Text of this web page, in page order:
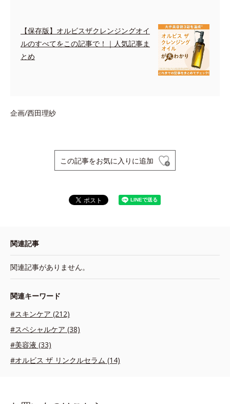
【保存版】オルビスザクレンジングオイ
ルのすべてをこの記事で！｜人気記事ま
とめ
企画/西田理紗
この記事をお気に入りに追加
関連記事
関連記事がありません。
関連キーワード
#スキンケア (212)
#スペシャルケア (38)
#美容液 (33)
#オルビス ザ リンクルセラム (14)